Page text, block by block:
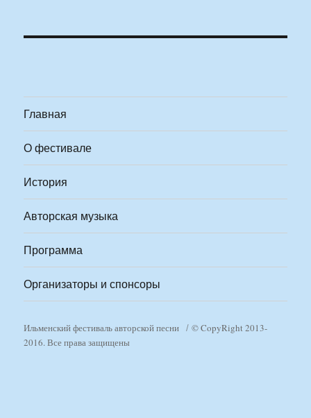
Главная
О фестивале
История
Авторская музыка
Программа
Организаторы и спонсоры
Ильменский фестиваль авторской песни
© CopyRight 2013-
2016. Все права защищены